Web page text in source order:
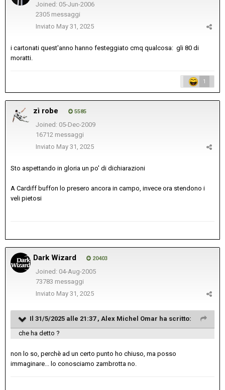
Joined: 05-Jun-2006
2305 messaggi
Inviato May 31, 2025
i cartonati quest'anno hanno festeggiato cmq qualcosa: gli 80 di
moratti.
1
zì robe 5585
Joined: 05-Dec-2009
16712 messaggi
Inviato May 31, 2025
Sto aspettando in gloria un po' di dichiarazioni
A Cardiff buffon lo presero ancora in campo, invece ora stendono i
veli pietosi
Dark Wizard 20403
Joined: 04-Aug-2005
73783 messaggi
Inviato May 31, 2025
Il 31/5/2025 alle 21:37 , Alex Michel Omar ha scritto:
che ha detto ?
non lo so, perchè ad un certo punto ho chiuso, ma posso
immaginare... lo conosciamo zambrotta no.